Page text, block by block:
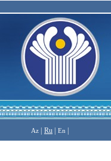
Az | Ru | En |